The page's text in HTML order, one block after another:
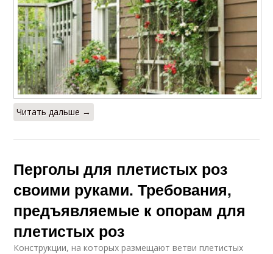
Читать дальше →
Перголы для плетистых роз
своими руками. Требования,
предъявляемые к опорам для
плетистых роз
Конструкции, на которых размещают ветви плетистых